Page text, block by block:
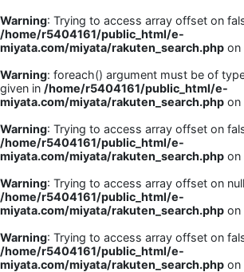
Warning: Trying to access array offset on
/home/r5404161/public_html/e-
miyata.com/miyata/rakuten_search.php on
Warning: foreach() argument must be of
given in /home/r5404161/public_html/e-
miyata.com/miyata/rakuten_search.php on
Warning: Trying to access array offset on
/home/r5404161/public_html/e-
miyata.com/miyata/rakuten_search.php on
Warning: Trying to access array offset on
/home/r5404161/public_html/e-
miyata.com/miyata/rakuten_search.php on
Warning: Trying to access array offset on
/home/r5404161/public_html/e-
miyata.com/miyata/rakuten_search.php on